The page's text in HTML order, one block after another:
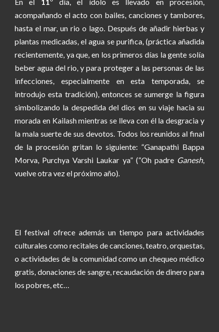
acompañando el acto con bailes, canciones y tambores,
hasta el mar, un rio o lago. Después de añadir hierbas y
plantas medicadas, el agua se purifica, (práctica añadida
recientemente, ya que, en los primeros días la gente solía
beber agua del rio, y para proteger a las personas de las
infecciones, especialmente en esta temporada, se
introdujo esta tradición), entonces se sumerge la figura
simbolizando la despedida del dios en su viaje hacia su
morada en Kailash mientras se lleva con él la desgracia y
la mala suerte de sus devotos. Todos los reunidos al final
de la procesión gritan lo siguiente: “Ganapathi Bappa
Morva, Purchya Varshi Laukar ya” (“Oh padre Ganesh,
vuelve otra vez el próximo año).
El festival ofrece además un tiempo para actividades
culturales como recitales de canciones, teatro, orquestas,
o actividades de la comunidad como un chequeo médico
gratis, donaciones de sangre, recaudación de dinero para
los pobres, etc…